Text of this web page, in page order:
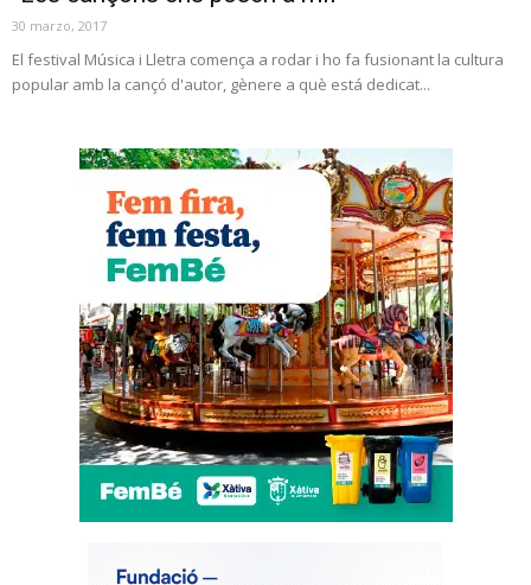
30 marzo, 2017
El festival Música i Lletra comença a rodar i ho fa fusionant la cultura
popular amb la cançó d'autor, gènere a què está dedicat...